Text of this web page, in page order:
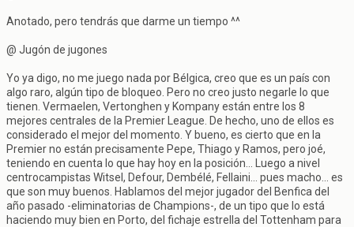
Anotado, pero tendrás que darme un tiempo ^^
@ Jugón de jugones
Yo ya digo, no me juego nada por Bélgica, creo que es un país con
algo raro, algún tipo de bloqueo. Pero no creo justo negarle lo que
tienen. Vermaelen, Vertonghen y Kompany están entre los 8
mejores centrales de la Premier League. De hecho, uno de ellos es
considerado el mejor del momento. Y bueno, es cierto que en la
Premier no están precisamente Pepe, Thiago y Ramos, pero joé,
teniendo en cuenta lo que hay hoy en la posición... Luego a nivel
centrocampistas Witsel, Defour, Dembélé, Fellaini... pues macho... es
que son muy buenos. Hablamos del mejor jugador del Benfica del
año pasado -eliminatorias de Champions-, de un tipo que lo está
haciendo muy bien en Porto, del fichaje estrella del Tottenham para